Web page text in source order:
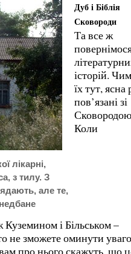
лікарні,
з тилу. З
але те,
Дуб і Біблія
Сковороди
Та все ж
історій.
їх тут, ясна
пов’язані зі
Коли
і Більськом –
не зможете оминути
про нього скажуть, що